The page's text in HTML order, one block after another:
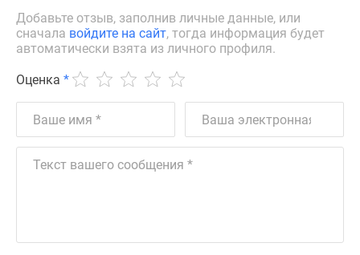
ипотека
Квартиры
скидками
Видео
Rutube
Добавьте отзыв, заполнив личные данные, или
сначала войдите на сайт, тогда информация будет
автоматически взята из личного профиля.
Оценка *